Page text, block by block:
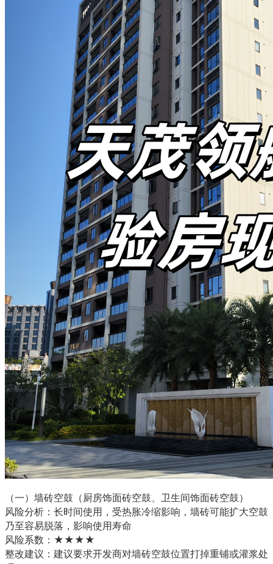
（一）墙砖空鼓（厨房饰面砖空鼓、卫生间饰面砖空鼓）
风险分析：长时间使用，受热胀冷缩影响，墙砖可能扩大空鼓
乃至容易脱落，影响使用寿命
风险系数：★★★★
整改建议：建议要求开发商对墙砖空鼓位置打掉重铺或灌浆处